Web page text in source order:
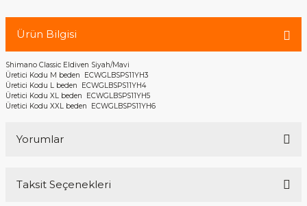
Ürün Bilgisi
Shimano Classic Eldiven Siyah/Mavi
Üretici Kodu M beden ECWGLBSPS11YH3
Üretici Kodu L beden ECWGLBSPS11YH4
Üretici Kodu XL beden ECWGLBSPS11YH5
Üretici Kodu XXL beden ECWGLBSPS11YH6
Yorumlar
Taksit Seçenekleri